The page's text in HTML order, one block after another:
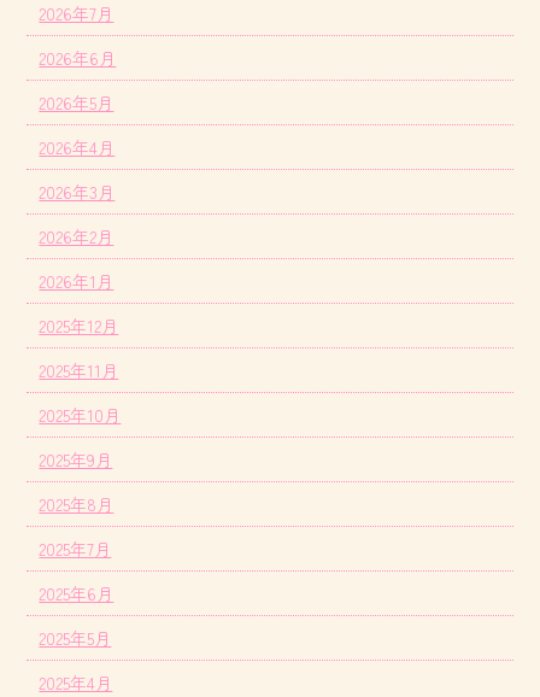
2026年7月
2026年6月
2026年5月
2026年4月
2026年3月
2026年2月
2026年1月
2025年12月
2025年11月
2025年10月
2025年9月
2025年8月
2025年7月
2025年6月
2025年5月
2025年4月